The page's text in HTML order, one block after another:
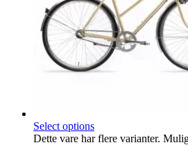
Select options
Dette vare har flere varianter.